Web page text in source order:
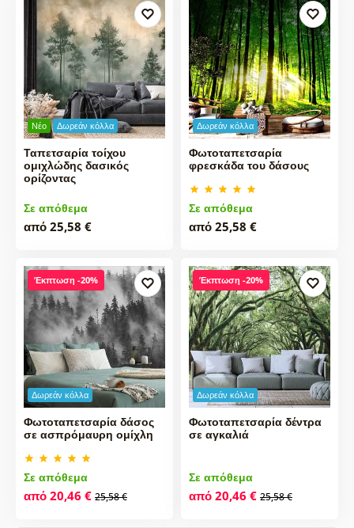
Νέο Δωρεάν κόλλα
Ταπετσαρία τοίχου
ομιχλώδης δασικός
ορίζοντας
Σε απόθεμα
από 25,58 €
Δωρεάν κόλλα
Φωτοταπετσαρία
φρεσκάδα του δάσους
Σε απόθεμα
από 25,58 €
Δωρεάν κόλλα
Έκπτωση -20%
Φωτοταπετσαρία δάσος
σε ασπρόμαυρη ομίχλη
Σε απόθεμα
από 20,46 € 25,58 €
Δωρεάν κόλλα
Έκπτωση -20%
Φωτοταπετσαρία δέντρα
σε αγκαλιά
Σε απόθεμα
από 20,46 € 25,58 €